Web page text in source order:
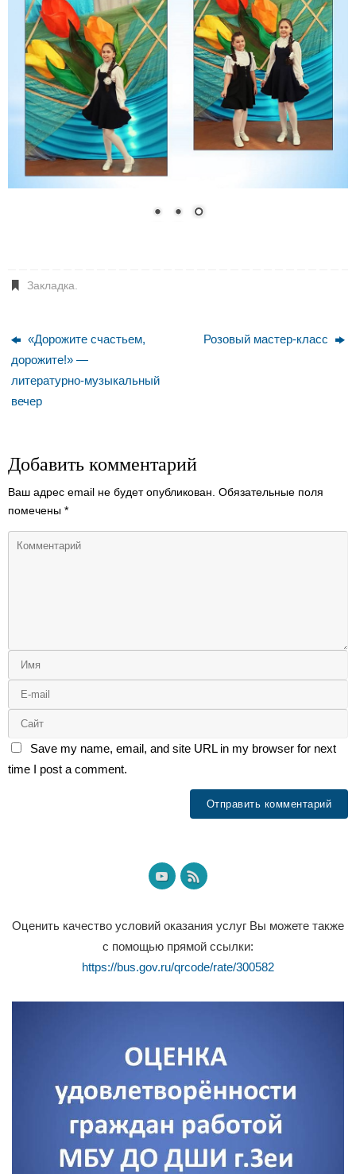
Закладка
«Дорожите счастьем,
дорожите!» —
литературно-музыкальный
вечер
Розовый мастер-класс
Добавить комментарий
Ваш адрес email не будет опубликован. Обязательные поля
помечены *
Save my name, email, and site URL in my browser for next
time I post a comment.
Оценить качество условий оказания услуг Вы можете также
с помощью прямой ссылки:
https://bus.gov.ru/qrcode/rate/300582